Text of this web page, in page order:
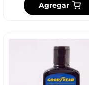
Agregar